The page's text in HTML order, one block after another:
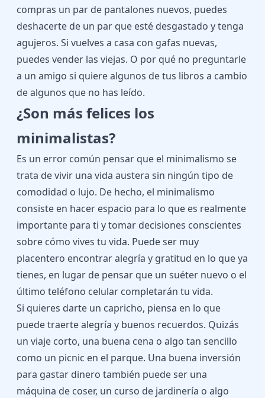
compras un par de pantalones nuevos, puedes
deshacerte de un par que esté desgastado y tenga
agujeros. Si vuelves a casa con gafas nuevas,
puedes vender las viejas. O por qué no preguntarle
a un amigo si quiere algunos de tus libros a cambio
de algunos que no has leído.
¿Son más felices los
minimalistas?
Es un error común pensar que el minimalismo se
trata de vivir una vida austera sin ningún tipo de
comodidad o lujo. De hecho, el minimalismo
consiste en hacer espacio para lo que es realmente
importante para ti y tomar decisiones conscientes
sobre cómo vives tu vida. Puede ser muy
placentero encontrar alegría y gratitud en lo que ya
tienes, en lugar de pensar que un suéter nuevo o el
último teléfono celular completarán tu vida.
Si quieres darte un capricho, piensa en lo que
puede traerte alegría y buenos recuerdos. Quizás
un viaje corto, una buena cena o algo tan sencillo
como un picnic en el parque. Una buena inversión
para gastar dinero también puede ser una
máquina de coser, un curso de jardinería o algo